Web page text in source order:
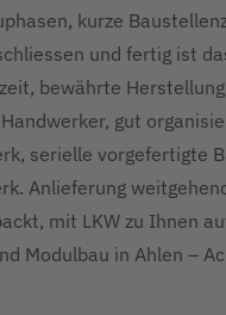
kurze
und fertig ist
bewährte
gut
serielle vorgefertigte
Anlieferung
mit LKW zu Ihnen
Modulbau in Ahlen –